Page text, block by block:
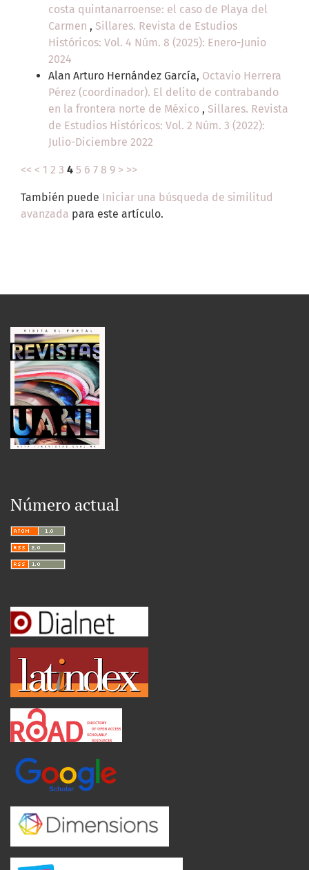
costa quintanarroense: el caso de Playa del
Carmen , Sillares. Revista de Estudios
Históricos: Vol. 4 Núm. 8 (2025): Enero-Junio
2024
Alan Arturo Hernández García, Octavio Herrera
Pérez (coordinador). El delito de contrabando
en la frontera norte de México , Sillares. Revista
de Estudios Históricos: Vol. 2 Núm. 3 (2022):
Julio-Diciembre 2022
<< < 1 2 3 4 5 6 7 8 9 > >>
También puede Iniciar una búsqueda de similitud
avanzada para este artículo.
Número actual